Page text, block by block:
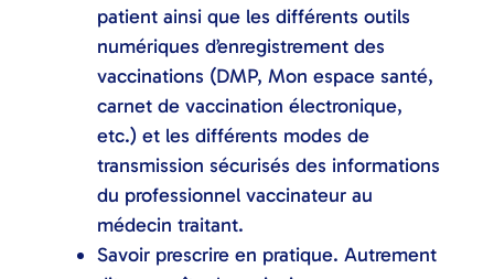
patient ainsi que les différents outils
numériques d’enregistrement des
vaccinations (DMP, Mon espace santé,
carnet de vaccination électronique,
etc.) et les différents modes de
transmission sécurisés des informations
du professionnel vaccinateur au
médecin traitant.
Savoir prescrire en pratique. Autrement